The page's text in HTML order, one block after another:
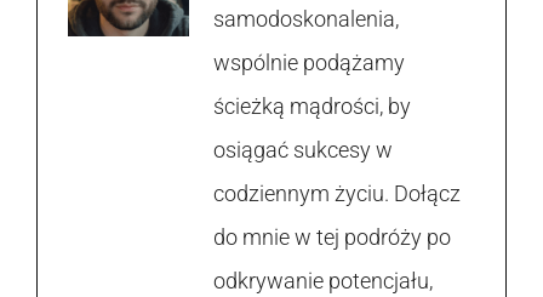
samodoskonalenia,
wspólnie podążamy
ścieżką mądrości, by
osiągać sukcesy w
codziennym życiu. Dołącz
do mnie w tej podróży po
odkrywanie potencjału,